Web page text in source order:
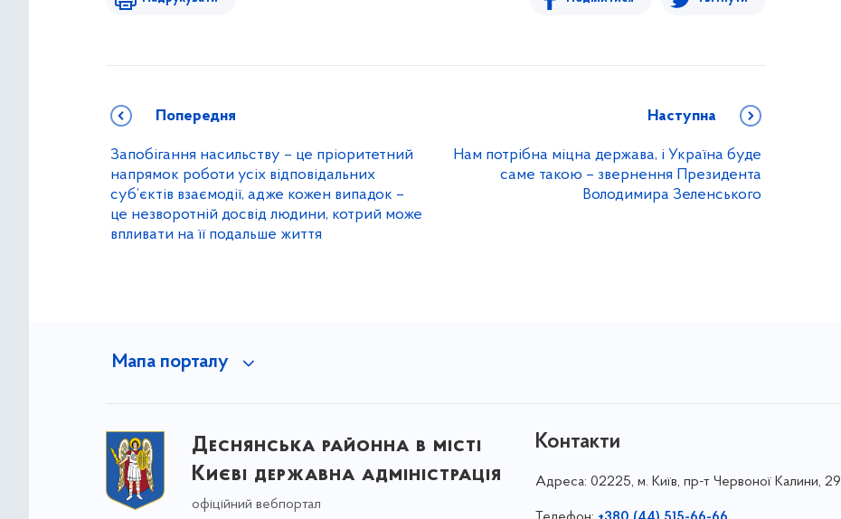
Попередня
Запобігання насильству – це пріоритетний
напрямок роботи усіх відповідальних
суб’єктів взаємодії, адже кожен випадок –
це незворотній досвід людини, котрий може
впливати на її подальше життя
Наступна
Нам потрібна міцна держава, і Україна буде
саме такою – звернення Президента
Володимира Зеленського
Мапа порталу
Деснянська районна в місті
Києві державна адміністрація
офіційний вебпортал
Контакти
Адреса: 02225, м. Київ, пр-т Червоної Калини, 29